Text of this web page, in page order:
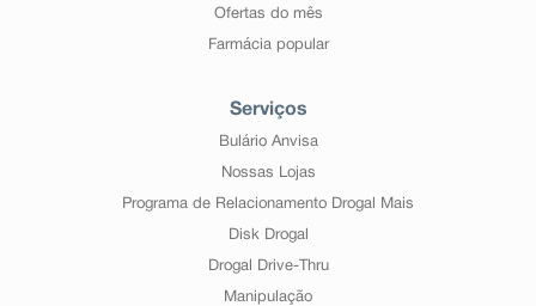
Ofertas do mês
Farmácia popular
Serviços
Bulário Anvisa
Nossas Lojas
Programa de Relacionamento Drogal Mais
Disk Drogal
Drogal Drive-Thru
Manipulação